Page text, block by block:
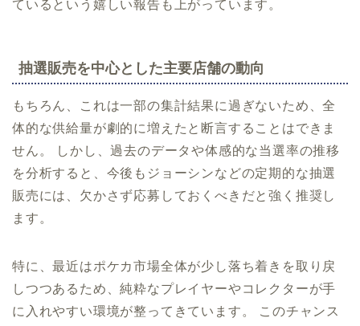
ているという嬉しい報告も上がっています。
抽選販売を中心とした主要店舗の動向
もちろん、これは一部の集計結果に過ぎないため、全
体的な供給量が劇的に増えたと断言することはできま
せん。 しかし、過去のデータや体感的な当選率の推移
を分析すると、今後もジョーシンなどの定期的な抽選
販売には、欠かさず応募しておくべきだと強く推奨し
ます。
特に、最近はポケカ市場全体が少し落ち着きを取り戻
しつつあるため、純粋なプレイヤーやコレクターが手
に入れやすい環境が整ってきています。 このチャンス